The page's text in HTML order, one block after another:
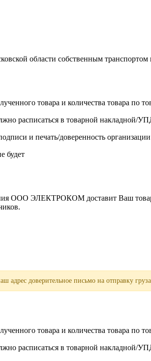
области собственным транспортом
товара и количества товара по
расписаться в товарной накладной/
и печать/доверенность организации
будет
ООО ЭЛЕКТРОКОМ доставит Ваш
адрес доверительное письмо на отправку груза.
товара и количества товара по
расписаться в товарной накладной/